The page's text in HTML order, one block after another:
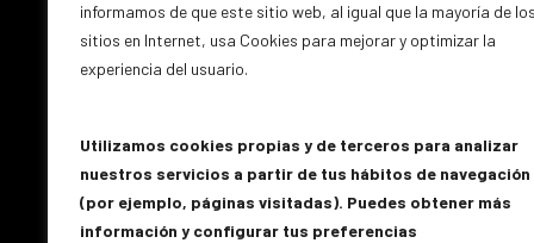
informamos de que este sitio web, al igual que la mayoría de los
sitios en Internet, usa Cookies para mejorar y optimizar la
experiencia del usuario.
Utilizamos cookies propias y de terceros para analizar
nuestros servicios a partir de tus hábitos de navegación
(por ejemplo, páginas visitadas). Puedes obtener más
información y configurar tus preferencias
Avenida Comunidad
03503 Benidorm
Teléfono
96 586 40 40